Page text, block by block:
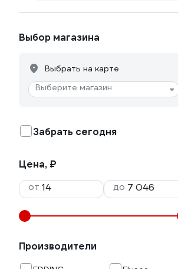
Выбор магазина
Выбрать на карте
Выберите магазин
Забрать сегодня
Цена, ₽
от
до
Производители